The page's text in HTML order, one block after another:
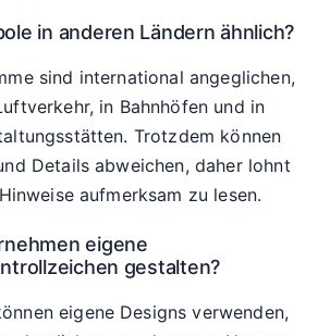
in anderen Ländern ähnlich?
sind international angeglichen,
in Bahnhöfen und in
Trotzdem können
Details abweichen, daher lohnt
aufmerksam zu lesen.
eigene
gestalten?
eigene Designs verwenden,